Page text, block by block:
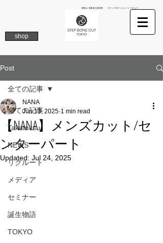
南青山 表参道の美容院 ステップボーンカットトーキョー
shop
Post
全ての記事
Takamitsu
NEWS
リクルート
メディア
セミナー
誕生物語
TOKYO
全ての記事
【NANA】メンズカット/セ
ンターパート
NANA
Jun 13, 2025 1 min read
Updated: Jul 24, 2025